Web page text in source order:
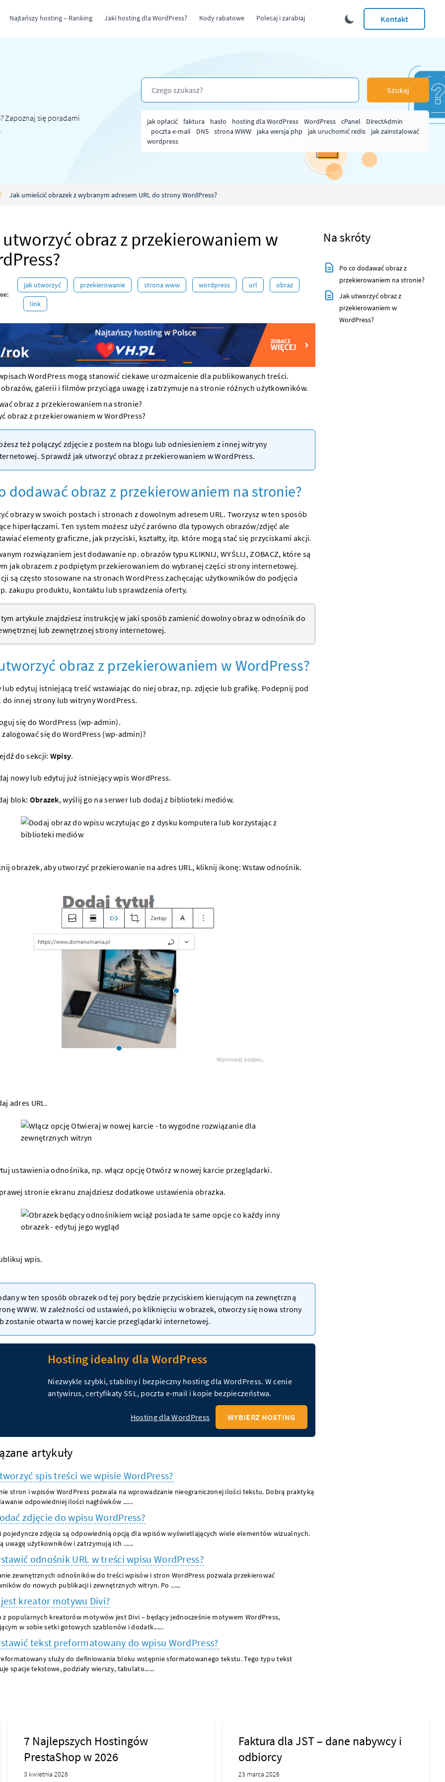
Najtańszy hosting – Ranking Jaki hosting dla WordPress? Kody rabatowe Polecaj i zarabiaj Kontakt
? Zapoznaj się poradami
Szukaj
jak opłacić faktura hasło hosting dla WordPress WordPress cPanel
DirectAdmin
poczta e-mail
DNS strona WWW jaka wersja php jak uruchomić redis
jak zainstalować
wordpress
Jak umieścić obrazek z wybranym adresem URL do strony WordPress?
obraz z przekierowaniem w
jak utworzyć przekierowanie strona www wordpress url obraz
link
WordPress mogą stanowić ciekawe urozmaicenie dla publikowanych treści.
galerii i filmów przyciąga uwagę i zatrzymuje nastronie różnych użytkowników.
obraz z przekierowaniem na stronie?
obraz z przekierowaniem w WordPress?
też połączyć zdjęcie z postem na blogu lub odniesieniem z innejwitryny
. Sprawdź jak utworzyć obraz z przekierowaniem wWordPress.
dodawać obraz z przekierowaniem na stronie?
obrazy w swoich postach i stronach z dowolnym adresem URL. Tworzysz w ten sposób
hiperłączami. Ten system możesz użyć zarówno dla typowych obrazów/zdjęć ale
elementy graficzne, jak przyciski, kształty, itp. które mogą stać się przyciskami akcji.
rozwiązaniem jest dodawanie np. obrazów typu KLIKNIJ, WYŚLIJ, ZOBACZ, które są
jak obrazem z podpiętym przekierowaniem do wybranej części strony internetowej.
są często stosowane na stronachWordPresszachęcając użytkowników do podjęcia
zakupu produktu, kontaktu lub sprawdzenia oferty.
tym artykule znajdziesz instrukcję w jaki sposób zamienić dowolny obraz w odnośnik do
lub zewnętrznejstrony internetowej.
obraz z przekierowaniem w WordPress?
lub edytuj istniejącą treść wstawiając do niej obraz, np. zdjęcie lub grafikę. Podepnij pod
do innej stronylub witrynyWordPress.
się do WordPress (wp-admin).
zalogować się do WordPress (wp-admin)?
do sekcji: Wpisy.
nowy lub edytuj już istniejący wpis WordPress.
blok: Obrazek, wyślij go naserwer lub dodaj z biblioteki mediów.
obrazek, aby utworzyć przekierowanie na adres URL, kliknij ikonę: Wstaw odnośnik.
adres URL.
ustawienia odnośnika, np. włącz opcję Otwórz w nowej karcie przeglądarki.
stronie ekranu znajdziesz dodatkowe ustawienia obrazka.
wpis.
w ten sposób obrazek od tej pory będzie przyciskiem kierującym na zewnętrzną
WWW. W zależności od ustawień, po kliknięciu w obrazek, otworzy się nowa strony
zostanie otwarta w nowej karcie przeglądarki internetowej.
Hosting idealny dla WordPress
Niezwykle szybki, stabilny i bezpieczny hosting dla WordPress. W cenie
antywirus, certyfikaty SSL, poczta e-mail i kopie bezpieczeństwa.
Hosting dla WordPress WYBIERZ HOSTING
artykuły
spis treści we wpisie WordPress?
stron i wpisów WordPress pozwala na wprowadzanie nieograniczonej ilości tekstu. Dobrą praktyką
odpowiedniej ilości nagłówków ......
zdjęcie do wpisu WordPress?
pojedyncze zdjęcia są odpowiednią opcją dla wpisów wyświetlających wiele elementów wizualnych.
uwagę użytkowników i zatrzymują ich ......
odnośnik URL w treści wpisu WordPress?
zewnętrznych odnośników do treści wpisów i stron WordPress pozwala przekierować
do nowych publikacji i zewnętrznych witryn. Po ......
kreator motywu Divi?
z popularnych kreatorów motywów jest Divi – będący jednocześnie motywem WordPress,
w sobie setki gotowych szablonów i dodatk......
tekst preformatowany do wpisu WordPress?
służy do definiowania bloku wstępnie sformatowanego tekstu. Tego typu tekst
spacje tekstowe, podziały wierszy, tabulato......
Na skróty
Po co dodawać obraz z
przekierowaniem na stronie?
Jak utworzyć obraz z
przekierowaniem w
WordPress?
7 Najlepszych Hostingów
PrestaShop w 2026
3 kwietnia 2026
Faktura dla JST – dane nabywcy i
odbiorcy
23 marca 2026